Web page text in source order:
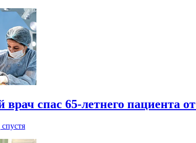
врач спас 65-летнего пациента
спустя